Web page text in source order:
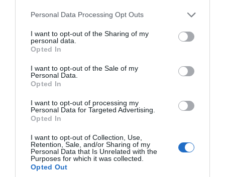
Please note that this website/app uses one or more Google
not limited to your visit or usage behaviour. You may click to
grant or deny consent to Google and its third-party tags to
use your data for below specified purposes in below Google
consent section.
Personal Data Processing Opt Outs
I want to opt-out of the Sharing of my
personal data.
Opted In
I want to opt-out of the Sale of my
Personal Data.
Opted In
I want to opt-out of processing my
Personal Data for Targeted Advertising.
Opted In
I want to opt-out of Collection, Use,
Retention, Sale, and/or Sharing of my
Personal Data that Is Unrelated with the
Purposes for which it was collected.
Opted Out
τομέας της υγείας. Αυτήν την εβδομάδα
εγκαινιάσαμε το ανακαινισμένο Νοσοκομείο
Παίδων Πεντέλης, ένα έργο που αλλάζει
ουσιαστικά την καθημερινότητα μικρών
ασθενών, των οικογενειών τους και των
ανθρώπων που εργάζονται εκεί. Είναι κάτι
παραπάνω από μια ανακαίνιση ενός κτηρίου,
καθώς σε αυτήν περιλαμβάνονται παρεμβάσεις
και στον αύλειο χώρο, υποδομές για άτομα με
αναπηρία και πολλές ακόμη παροχές που
συμβάλλουν σε μια ριζική αναβάθμιση των
παρεχόμενων υπηρεσιών υγείας. Η νέα αυτή
ανακαίνιση αποτελεί μέρος της μεγαλύτερης
αναβάθμισης των υποδομών του ΕΣΥ που